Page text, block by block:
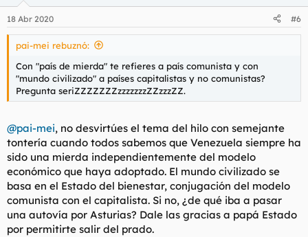
e
s
18 Abr 2020 #6
pai-mei rebuznó:
Con "país de mierda" te refieres a país comunista y con
"mundo civilizado" a países capitalistas y no comunistas?
Pregunta seriZZZZZZZzzzzzzzZZzzzZZ.
@pai-mei, no desvirtúes el tema del hilo con semejante
tontería cuando todos sabemos que Venezuela siempre ha
sido una mierda independientemente del modelo
económico que haya adoptado. El mundo civilizado se
basa en el Estado del bienestar, conjugación del modelo
comunista con el capitalista. Si no, ¿de qué iba a pasar
una autovía por Asturias? Dale las gracias a papá Estado
por permitirte salir del prado.